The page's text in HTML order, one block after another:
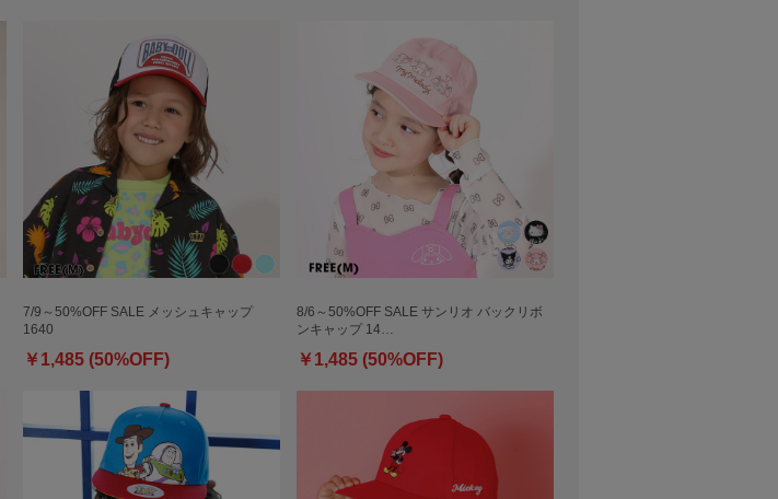
7/9～50%OFF SALE メッシュキャップ
1640
￥1,485 (50%OFF)
8/6～50%OFF SALE サンリオ バックリボ
ンキャップ 14…
￥1,485 (50%OFF)